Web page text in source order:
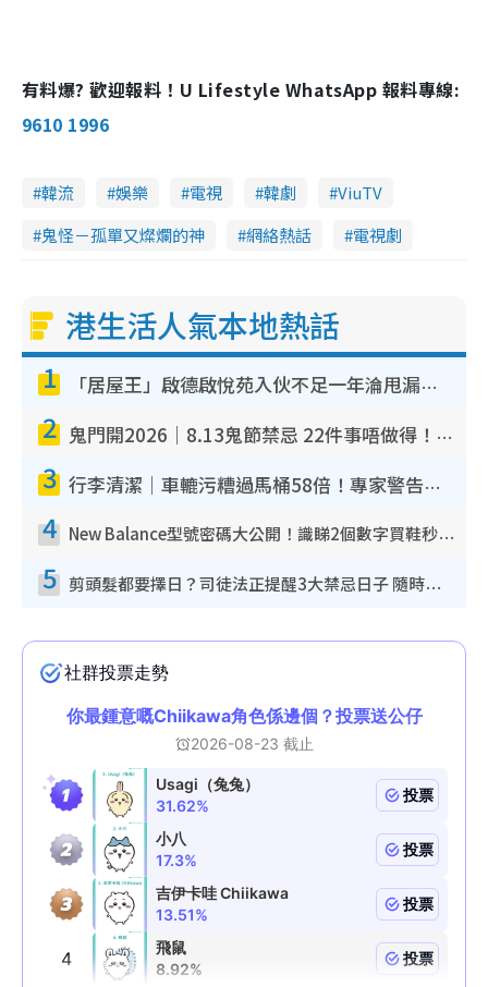
有料爆? 歡迎報料！U Lifestyle WhatsApp 報料專線:
9610 1996
韓流 娛樂 電視 韓劇
ViuTV
鬼怪－孤單又燦爛的神
網絡熱話 電視劇
港生活人氣本地熱話
1 「居屋王」啟德啟悅苑入伙不足一年淪甩漏之王！插頭噴火花致大停電 多戶業主全屋家電報銷
2 鬼門開2026｜8.13鬼節禁忌 22件事唔做得！燒肉、刺身要少食？半夜勿吹口哨/打呢個電話
3 行李清潔｜車轆污糟過馬桶58倍！專家警告忌用酒精抹 教1招免污手除菌
4 New Balance型號密碼大公開！識睇2個數字買鞋秒知功能免中伏 附5大熱門鞋款
5 剪頭髮都要擇日？司徒法正提醒3大禁忌日子 隨時剪走財運！呢日剪髮恐「剪壽命」？